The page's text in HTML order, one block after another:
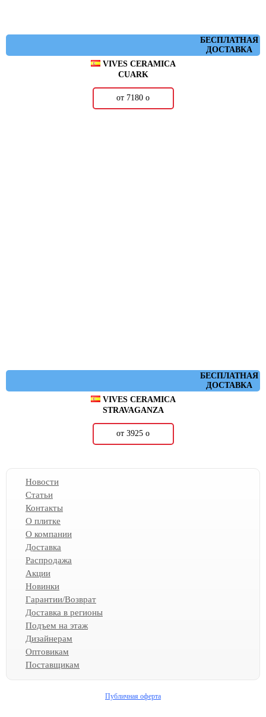
БЕСПЛАТНАЯ
ДОСТАВКА
VIVES CERAMICA
CUARK
от 7180 о
БЕСПЛАТНАЯ
ДОСТАВКА
VIVES CERAMICA
STRAVAGANZA
от 3925 о
Новости
Статьи
Контакты
О плитке
О компании
Доставка
Распродажа
Акции
Новинки
Гарантии/Возврат
Доставка в регионы
Подъем на этаж
Дизайнерам
Оптовикам
Поставщикам
Публичная оферта